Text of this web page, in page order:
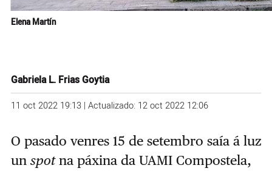
Elena Martín
Gabriela L. Frias Goytia
11 oct 2022 19:13 | Actualizado: 12 oct 2022 12:06
O pasado venres 15 de setembro saía á luz
un spotna páxina da UAMI Compostela,